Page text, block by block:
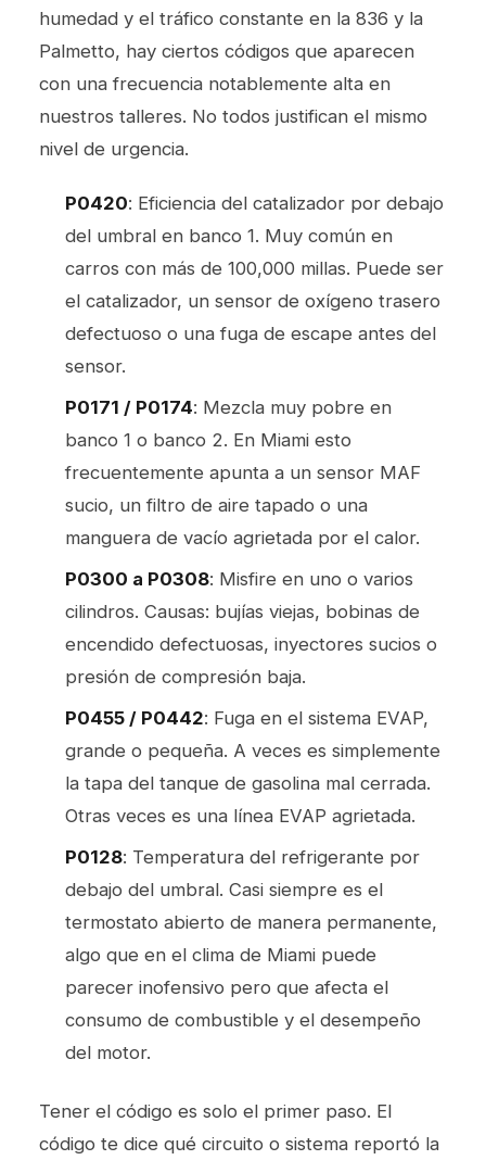
humedad y el tráfico constante en la 836 y la
Palmetto, hay ciertos códigos que aparecen
con una frecuencia notablemente alta en
nuestros talleres. No todos justifican el mismo
nivel de urgencia.
P0420: Eficiencia del catalizador por debajo
del umbral en banco 1. Muy común en
carros con más de 100,000 millas. Puede ser
el catalizador, un sensor de oxígeno trasero
defectuoso o una fuga de escape antes del
sensor.
P0171 / P0174: Mezcla muy pobre en
banco 1 o banco 2. En Miami esto
frecuentemente apunta a un sensor MAF
sucio, un filtro de aire tapado o una
manguera de vacío agrietada por el calor.
P0300 a P0308: Misfire en uno o varios
cilindros. Causas: bujías viejas, bobinas de
encendido defectuosas, inyectores sucios o
presión de compresión baja.
P0455 / P0442: Fuga en el sistema EVAP,
grande o pequeña. A veces es simplemente
la tapa del tanque de gasolina mal cerrada.
Otras veces es una línea EVAP agrietada.
P0128: Temperatura del refrigerante por
debajo del umbral. Casi siempre es el
termostato abierto de manera permanente,
algo que en el clima de Miami puede
parecer inofensivo pero que afecta el
consumo de combustible y el desempeño
del motor.
Tener el código es solo el primer paso. El
código te dice qué circuito o sistema reportó la